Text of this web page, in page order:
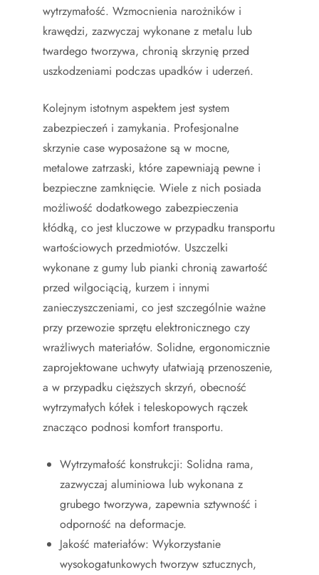
wytrzymałość. Wzmocnienia narożników i
krawędzi, zazwyczaj wykonane z metalu lub
twardego tworzywa, chronią skrzynię przed
uszkodzeniami podczas upadków i uderzeń.
Kolejnym istotnym aspektem jest system
zabezpieczeń i zamykania. Profesjonalne
skrzynie case wyposażone są w mocne,
metalowe zatrzaski, które zapewniają pewne i
bezpieczne zamknięcie. Wiele z nich posiada
możliwość dodatkowego zabezpieczenia
kłódką, co jest kluczowe w przypadku transportu
wartościowych przedmiotów. Uszczelki
wykonane z gumy lub pianki chronią zawartość
przed wilgociącią, kurzem i innymi
zanieczyszczeniami, co jest szczególnie ważne
przy przewozie sprzętu elektronicznego czy
wrażliwych materiałów. Solidne, ergonomicznie
zaprojektowane uchwyty ułatwiają przenoszenie,
a w przypadku cięższych skrzyń, obecność
wytrzymałych kółek i teleskopowych rączek
znacząco podnosi komfort transportu.
Wytrzymałość konstrukcji: Solidna rama,
zazwyczaj aluminiowa lub wykonana z
grubego tworzywa, zapewnia sztywność i
odporność na deformacje.
Jakość materiałów: Wykorzystanie
wysokogatunkowych tworzyw sztucznych,